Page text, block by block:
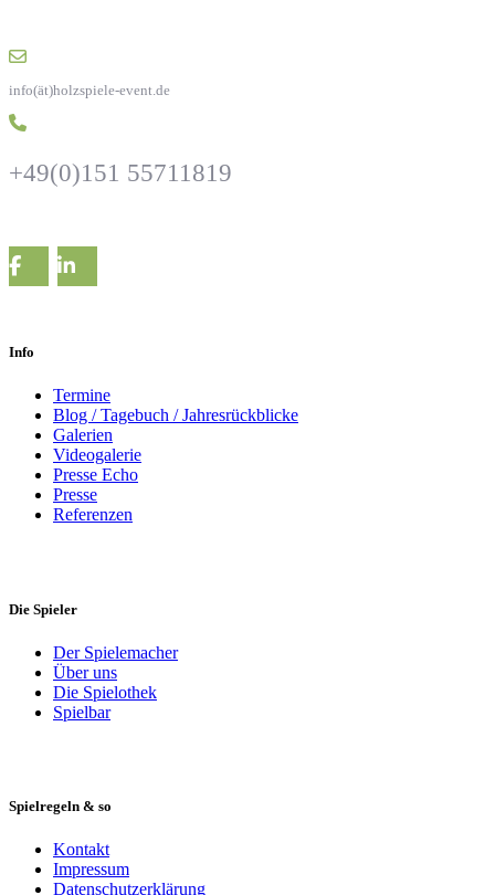
info(ät)holzspiele-event.de
+49(0)151 55711819
Info
Termine
Blog / Tagebuch / Jahresrückblicke
Galerien
Videogalerie
Presse Echo
Presse
Referenzen
Die Spieler
Der Spielemacher
Über uns
Die Spielothek
Spielbar
Spielregeln & so
Kontakt
Impressum
Datenschutzerklärung